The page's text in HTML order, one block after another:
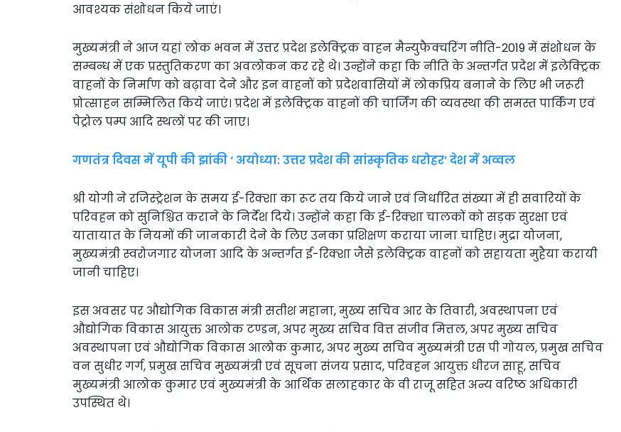
आवश्यक संशोधन किये जाएं।
मुख्यमंत्री ने आज यहां लोक भवन में उत्तर प्रदेश इलेक्ट्रिक वाहन मैन्युफैक्चरिंग नीति-2019 में संशोधन के
सम्बन्ध में एक प्रस्तुतिकरण का अवलोकन कर रहे थे। उन्होंने कहा कि नीति के अन्तर्गत प्रदेश में इलेक्ट्रिक
वाहनों के निर्माण को बढ़ावा देने और इन वाहनों को प्रदेशवासियों में लोकप्रिय बनाने के लिए भी जरूरी
प्रोत्साहन सम्मिलित किये जाएं। प्रदेश में इलेक्ट्रिक वाहनों की चार्जिंग की व्यवस्था की समस्त पार्किंग एवं
पेट्रोल पम्प आदि स्थलों पर की जाए।
गणतंत्र दिवस में यूपी की झांकी ‘ अयोध्या: उत्तर प्रदेश की सांस्कृतिक धरोहर’ देश में अव्वल
श्री योगी ने रजिस्ट्रेशन के समय ई-रिक्शा का रूट तय किये जाने एवं निर्धारित संख्या में ही सवारियों के
परिवहन को सुनिश्चित कराने के निर्देश दिये। उन्होंने कहा कि ई-रिक्शा चालकों को सड़क सुरक्षा एवं
यातायात के नियमों की जानकारी देने के लिए उनका प्रशिक्षण कराया जाना चाहिए। मुद्रा योजना,
मुख्यमंत्री स्वरोजगार योजना आदि के अन्तर्गत ई-रिक्शा जैसे इलेक्ट्रिक वाहनों को सहायता मुहैया करायी
जानी चाहिए।
इस अवसर पर औद्योगिक विकास मंत्री सतीश महाना, मुख्य सचिव आर के तिवारी, अवस्थापना एवं
औद्योगिक विकास आयुक्त आलोक टण्डन, अपर मुख्य सचिव वित्त संजीव मित्तल, अपर मुख्य सचिव
अवस्थापना एवं औद्योगिक विकास आलोक कुमार, अपर मुख्य सचिव मुख्यमंत्री एस पी गोयल, प्रमुख सचिव
वन सुधीर गर्ग, प्रमुख सचिव मुख्यमंत्री एवं सूचना संजय प्रसाद, परिवहन आयुक्त धीरज साहू, सचिव
मुख्यमंत्री आलोक कुमार एवं मुख्यमंत्री के आर्थिक सलाहकार के वी राजू सहित अन्य वरिष्ठ अधिकारी
उपस्थित थे।